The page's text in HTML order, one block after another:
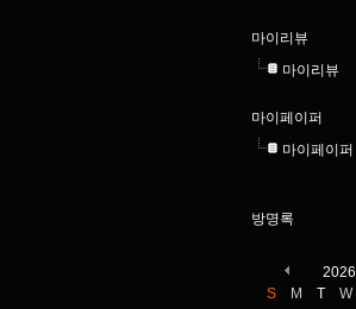
마이리뷰
마이리뷰
마이페이퍼
마이페이퍼
방명록
2026
S
M T W